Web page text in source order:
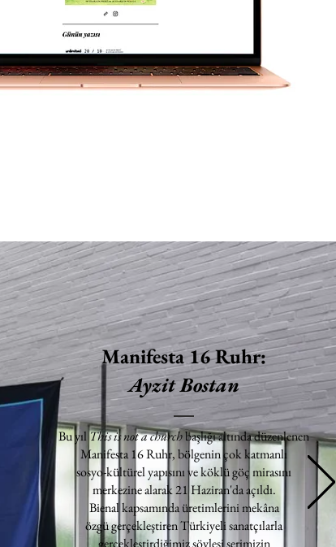
Manifesta 16 Ruhr:
Ayzit Bostan
Bu yılThis is not a churchbaşlığı altında düzenlenen
Manifesta 16 Ruhr, bölgenin çok katmanlı
sosyo-kültürel yapısını ve köklü göç mirasını
merkezine alarak 21 Haziran'da açıldı.
Bienal kapsamında üretimlerini mekâna
özgü gerçekleştiren Türkiyeli sanatçılarla
gerçekleştirdiğimiz söyleşi serimizin